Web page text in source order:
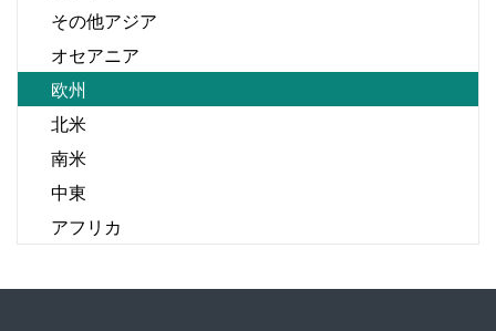
その他アジア
オセアニア
欧州
北米
南米
中東
アフリカ